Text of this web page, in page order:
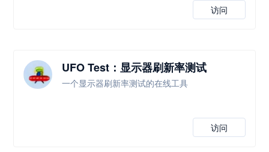
访问
UFO Test：显示器刷新率测试
一个显示器刷新率测试的在线工具
访问